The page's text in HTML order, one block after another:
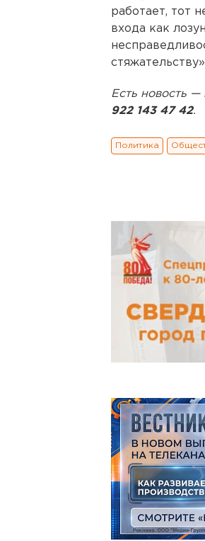
работает, тот
входа как
Есть новость
922 143 47 42.
Политика